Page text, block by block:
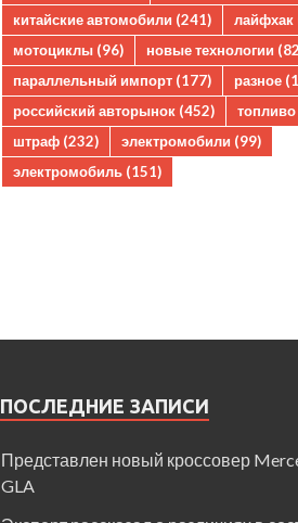
китайские автомобили (241) лайфхак
мотоциклы (96) новые технологии
параллельный импорт (177) разное
российский авторынок (452) топливо
штраф (232) электромобили (99)
электромобиль (151)
ПОСЛЕДНИЕ ЗАПИСИ
Представлен новый кроссовер
GLA